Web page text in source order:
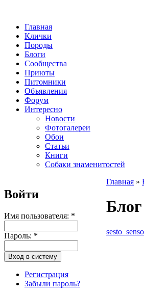
Главная
Клички
Породы
Блоги
Сообщества
Приюты
Питомники
Объявления
Форум
Интересно
Новости
Фотогалереи
Обои
Статьи
Книги
Собаки знаменитостей
Войти
Имя пользователя: *
Пароль: *
Регистрация
Забыли пароль?
Главная »
Блог
sesto_senso